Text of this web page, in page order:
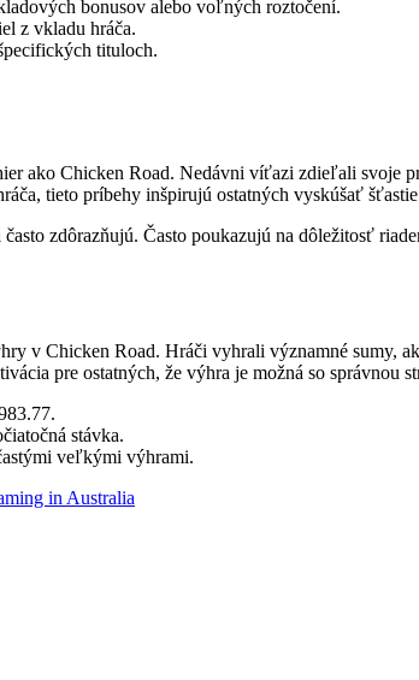
bonusov alebo voľných roztočení.
z vkladu hráča.
tituloch.
ako Chicken Road. Nedávni víťazi zdieľali svoje
tieto príbehy inšpirujú ostatných vyskúšať
zdôrazňujú. Často poukazujú na dôležitosť
v Chicken Road. Hráči vyhrali významné sumy,
pre ostatných, že výhra je možná so správnou
stávka.
veľkými výhrami.
in Australia